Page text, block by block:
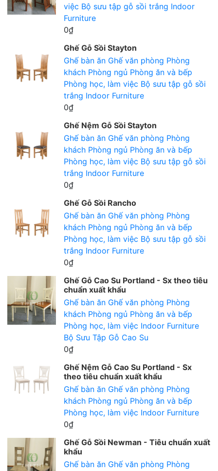
việc Bộ sưu tập gỗ sồi trắng Indoor
Furniture
0₫
Ghế Gỗ Sồi Stayton
Ghế bàn ăn Ghế văn phòng Phòng
khách Phòng ngủ Phòng ăn và bếp
Phòng học, làm việc Bộ sưu tập gỗ sồi
trắng Indoor Furniture
0₫
Ghế Nệm Gỗ Sồi Stayton
Ghế bàn ăn Ghế văn phòng Phòng
khách Phòng ngủ Phòng ăn và bếp
Phòng học, làm việc Bộ sưu tập gỗ sồi
trắng Indoor Furniture
0₫
Ghế Gỗ Sồi Rancho
Ghế bàn ăn Ghế văn phòng Phòng
khách Phòng ngủ Phòng ăn và bếp
Phòng học, làm việc Bộ sưu tập gỗ sồi
trắng Indoor Furniture
0₫
Ghế Gỗ Cao Su Portland - Sx theo tiêu
chuẩn xuất khẩu
Ghế bàn ăn Ghế văn phòng Phòng
khách Phòng ngủ Phòng ăn và bếp
Phòng học, làm việc Indoor Furniture
Bộ Sưu Tập Gỗ Cao Su
0₫
Ghế Nệm Gỗ Cao Su Portland - Sx
theo tiêu chuẩn xuất khẩu
Ghế bàn ăn Ghế văn phòng Phòng
khách Phòng ngủ Phòng ăn và bếp
Phòng học, làm việc Indoor Furniture
0₫
Ghế Gỗ Sồi Newman - Tiêu chuẩn xuất
khẩu
Ghế bàn ăn Ghế văn phòng Phòng